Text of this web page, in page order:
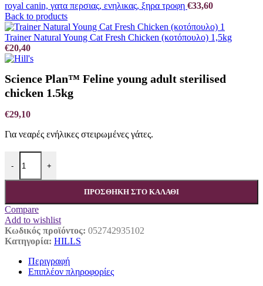
royal canin, γατα περσιας, ενηλικας, ξηρα τροφη €33,60
Back to products
Trainer Natural Young Cat Fresh Chicken (κοτόπουλο) 1,5kg
€20,40
Science Plan™ Feline young adult sterilised
chicken 1.5kg
€29,10
Για νεαρές ενήλικες στειρωμένες γάτες.
-
Science Plan™ Feline young adult sterilised chicken 1.5kg ποσότητα
+
ΠΡΟΣΘΉΚΗ ΣΤΟ ΚΑΛΆΘΙ
Compare
Add to wishlist
Κωδικός προϊόντος: 052742935102
Κατηγορία: HILLS
Περιγραφή
Επιπλέον πληροφορίες